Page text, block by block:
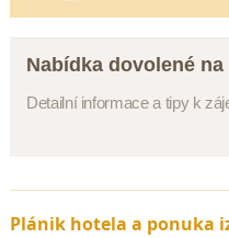
Nabídka dovolené
Detailní informace a tipy k
Plánik hotela a ponuka